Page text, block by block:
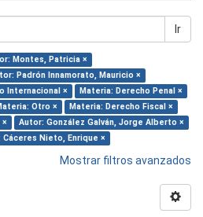
Ir
Montes, Patricia ×
Padrón Innamorato, Mauricio ×
Internacional ×
Materia: Derecho Penal ×
Otro ×
Materia: Derecho Fiscal ×
Autor: González Galván, Jorge Alberto ×
Cáceres Nieto, Enrique ×
Mostrar filtros avanzados